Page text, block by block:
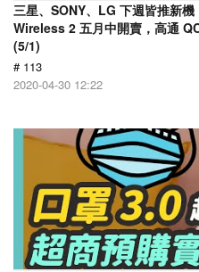
三星、SONY、LG 下週皆推新
Wireless 2 五月中開賣，高通
(5/1)
# 113
2020-04-30 12:22